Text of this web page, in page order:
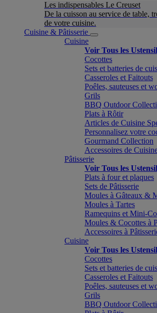
Les indispensables Le Creuset
De la cuisson au service de table,
de votre cuisine.
Cuisine & Pâtisserie
Cuisine
Voir Tous les
Cocottes
Sets et batteries de
Casseroles et Faitouts
Poêles, sauteuses et
Grils
BBQ Outdoor
Plats à Rôtir
Articles de Cuisine
Personnalisez votre
Gourmand Collection
Accessoires de
Pâtisserie
Voir Tous les
Plats à four et plaques
Sets de Pâtisserie
Moules à Gâteaux &
Moules à Tartes
Ramequins et Mini-
Moules & Cocottes à
Accessoires à
Cuisine
Voir Tous les
Cocottes
Sets et batteries de
Casseroles et Faitouts
Poêles, sauteuses et
Grils
BBQ Outdoor